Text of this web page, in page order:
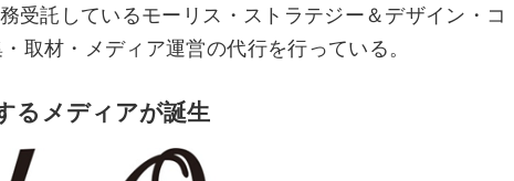
受託しているモーリス・ストラテジー＆デザイン・コ
取材・メディア運営の代行を行っている。
るメディアが誕生